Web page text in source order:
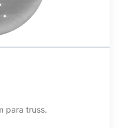
para truss.